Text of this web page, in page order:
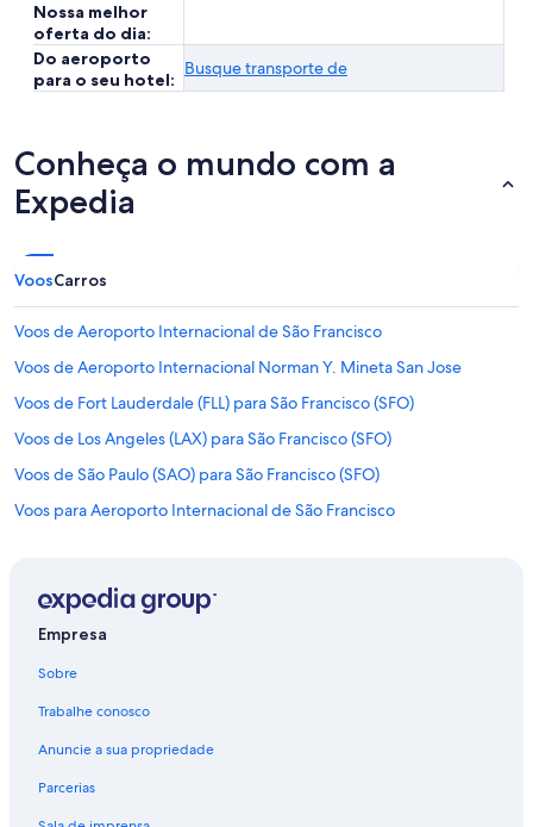
Nossa melhor
oferta do dia:
Do aeroporto
para o seu hotel:
Busque transporte de
Conheça o mundo com a
Expedia
VoosCarros
Voos de Aeroporto Internacional de São Francisco
Voos de Aeroporto Internacional Norman Y. Mineta San Jose
Voos de Fort Lauderdale (FLL) para São Francisco (SFO)
Voos de Los Angeles (LAX) para São Francisco (SFO)
Voos de São Paulo (SAO) para São Francisco (SFO)
Voos para Aeroporto Internacional de São Francisco
Empresa
Sobre
Trabalhe conosco
Anuncie a sua propriedade
Parcerias